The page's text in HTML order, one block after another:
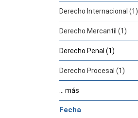
Derecho Internacional (1)
Derecho Mercantil (1)
Derecho Penal (1)
Derecho Procesal (1)
... más
Fecha